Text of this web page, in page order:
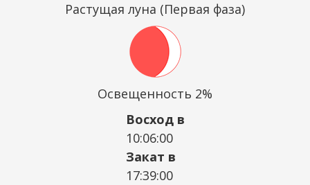
Растущая луна (Первая фаза)
Освещенность 2%
Восход в
10:06:00
Закат в
17:39:00